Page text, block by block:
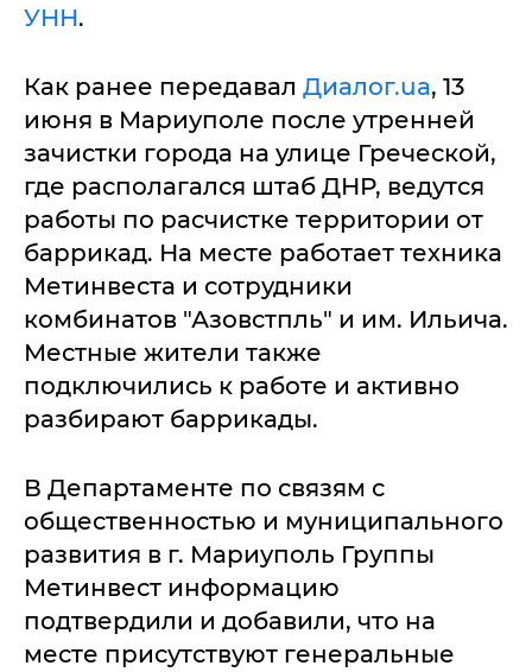
УНН.
Как ранее передавал Диалог.ua, 13
июня в Мариуполе после утренней
зачистки города на улице Греческой,
где располагался штаб ДНР, ведутся
работы по расчистке территории от
баррикад. На месте работает техника
Метинвеста и сотрудники
комбинатов "Азовстпль" и им. Ильича.
Местные жители также
подключились к работе и активно
разбирают баррикады.
В Департаменте по связям с
общественностью и муниципального
развития в г. Мариуполь Группы
Метинвест информацию
подтвердили и добавили, что на
месте присутствуют генеральные